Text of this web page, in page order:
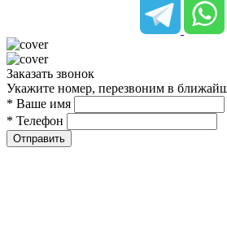
Заказать звонок
Укажите номер, перезвоним в
* Ваше имя
* Телефон
Отправить